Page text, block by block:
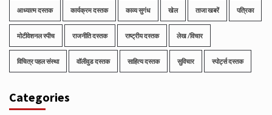
आध्यात्म दस्तक कार्यक्रम दस्तक काव्य सुगंध खेल ताजा खबरें पत्रिका
मोटीवेशनल स्पीच राजनीति दस्तक राष्ट्रीय दस्तक लेख /विचार
विचित्र पहल संस्था वॉलीवुड दस्तक साहित्य दस्तक सुविचार स्पोर्ट्स दस्तक
Categories